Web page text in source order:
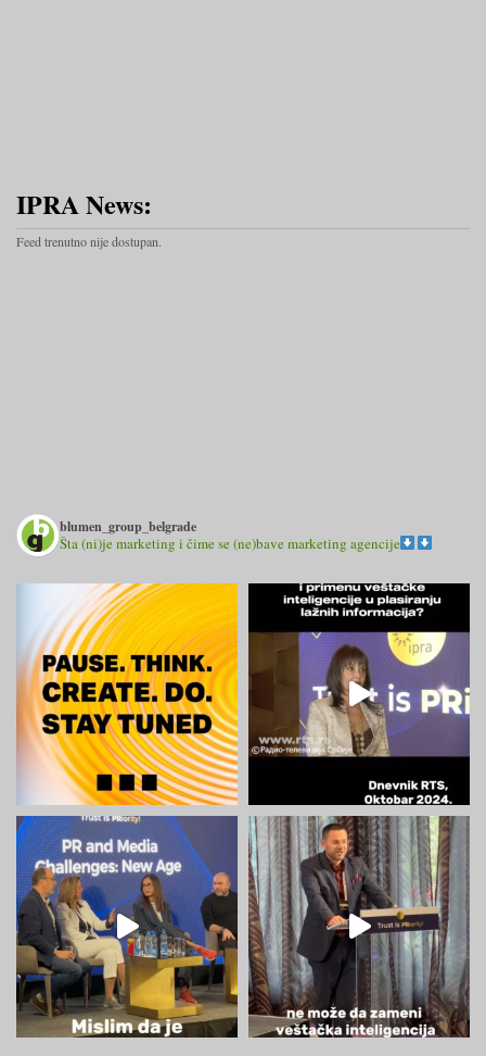
IPRA News:
Feed trenutno nije dostupan.
blumen_group_belgrade
Šta (ni)je marketing i čime se (ne)bave marketing agencije